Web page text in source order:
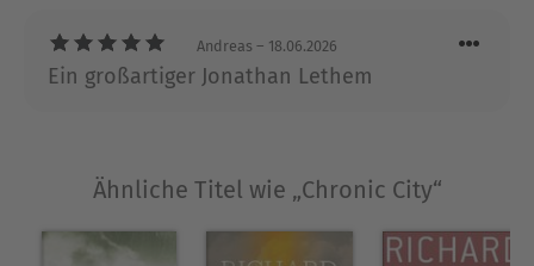
zahlreiche Preise und Auszeichnungen, u.a. den
»National Book Critics Award«, den »Gold Dagger«
und das »MacArthur Fellowship«. Lethem hat am
Familie in Kalifornien.
Weitere Informationen zu Jonathan Lethem
Andreas – 18.06.2026
Ein großartiger Jonathan Lethem
Ähnliche Titel wie „Chronic City“